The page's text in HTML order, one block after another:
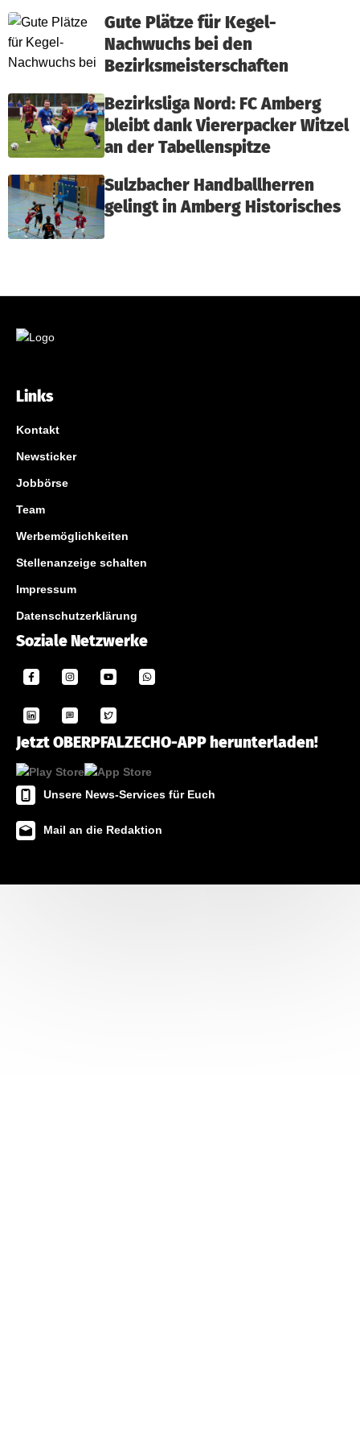
Gute Plätze für Kegel-
Nachwuchs bei den
Bezirksmeisterschaften
Bezirksliga Nord: FC Amberg
bleibt dank Viererpacker Witzel
an der Tabellenspitze
Sulzbacher Handballherren
gelingt in Amberg Historisches
Links
Kontakt
Newsticker
Jobbörse
Team
Werbemöglichkeiten
Stellenanzeige schalten
Impressum
Datenschutzerklärung
Soziale Netzwerke
Jetzt OBERPFALZECHO-APP herunterladen!
Unsere News-Services für Euch
Mail an die Redaktion